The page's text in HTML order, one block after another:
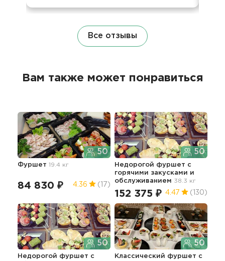
Все отзывы
Вам также может понравиться
50
Фуршет 19.4 кг
84 830 ₽ 4.36 (17)
50
Недорогой фуршет с
горячими закусками и
обслуживанием 38.3 кг
152 375 ₽ 4.47 (130)
50
Недорогой фуршет с
50
Классический фуршет с